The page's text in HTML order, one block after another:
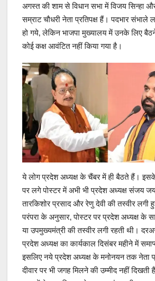
अगस्‍त की शाम से विधान सभा में विजय सिन्‍हा
सम्राट चौधरी नेता प्रतिपक्ष हैं। पदभार संभाले
हो गये, लेकिन भाजपा मुख्‍यालय में उनके लिए
कोई कक्ष आवंटित नहीं किया गया है।
ये लोग प्रदेश अध्‍यक्ष के चैंबर में ही बैठते हैं। इसके
पर लगे पोस्‍टर में अभी भी प्रदेश अध्‍यक्ष संजय
ता‍रकिशोर प्रसाद और रेणु देवी की तस्‍वीर लगी
परंपरा के अनुसार, पोस्‍टर पर प्रदेश अध्‍यक्ष के
या उपमुख्‍यमंत्री की तस्‍वीर लगी रहती थी।
प्रदेश अध्‍यक्ष का कार्यकाल दिसंबर महीने में
इसलिए नये प्रदेश अध्‍यक्ष के मनोनयन तक नेता
दीवार पर भी जगह मिलने की उम्‍मीद नहीं दिखती